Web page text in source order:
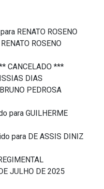
RENATO ROSENO
ROSENO
CANCELADO ***
DIAS
PEDROSA
para GUILHERME
para DE ASSIS DINIZ
JULHO DE 2025